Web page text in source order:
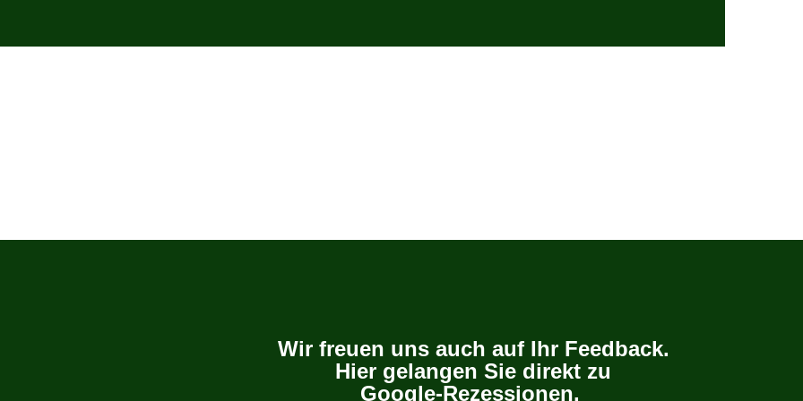
Wir freuen uns auch auf Ihr Feedback.
Hier gelangen Sie direkt zu
Google-Rezessionen.